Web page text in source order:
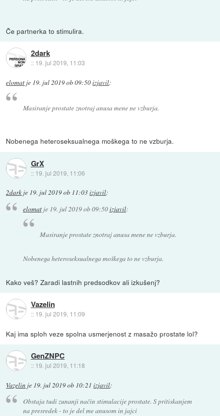
Če partnerka to stimulira.
2dark
:: 19. jul 2019, 11:03
elomat je 19. jul 2019 ob 09:50izjavil:
Masiranje prostate znotraj anusa mene ne vzburja.
Nobenega heteroseksualnega moškega to ne vzburja.
GrX
:: 19. jul 2019, 11:06
2dark je 19. jul 2019 ob 11:03izjavil:
elomatje 19. jul 2019 ob 09:50izjavil:
Masiranje prostate znotraj anusa mene ne vzburja.
Nobenega heteroseksualnega moškega to ne vzburja.
Kako veš? Zaradi lastnih predsodkov ali izkušenj?
Vazelin
:: 19. jul 2019, 11:09
Kaj ima sploh veze spolna usmerjenost z masažo prostate lol?
GenZNPC
:: 19. jul 2019, 11:18
Vazelin je 19. jul 2019 ob 10:21 izjavil:
Obstaja tudi zunanji način stimulacije prostate. S pritiskanjem
na presredek - to je del me anusom in jajci